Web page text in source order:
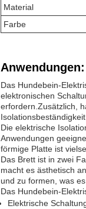
Material
Farbe
Anwendungen:
Das Hundebein-
elektronischen
erfordern.Zusätzlich,
Die elektrische
Anwendungen
förmige Platte ist
Das Brett ist in zwei
macht es ästhetisch
und zu formen, was
Das Hundebein-
Elektrische